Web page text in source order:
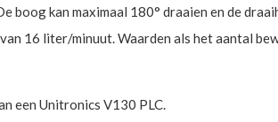
kan maximaal 180° draaien en de
16 liter/minuut. Waarden als het aantal
een Unitronics V130 PLC.